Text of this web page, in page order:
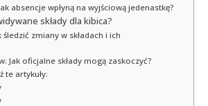
absencje wpłyną na wyjściową jedenastkę?
składy dla kibica?
śledzić zmiany w składach i ich
Jak oficjalne składy mogą zaskoczyć?
te artykuły: